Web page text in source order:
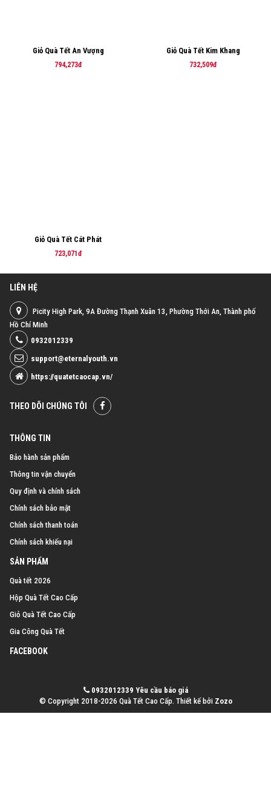
Giỏ Quà Tết An Vượng
794,273đ
Giỏ Quà Tết Kim Khang
732,509đ
Giỏ Quà Tết Cát Phát
723,071đ
LIÊN HỆ
Picity High Park, 9A Đường Thạnh Xuân 13, Phường Thới An, Thành phố
Hồ Chí Minh
0932012339
support@eternalyouth.vn
https://quatetcaocap.vn/
THEO DÕI CHÚNG TÔI
THÔNG TIN
Bảo hành sản phẩm
Thông tin vận chuyển
Quy định và chính sách
Chính sách bảo mật
Chính sách thanh toán
Chính sách khiếu nại
SẢN PHẨM
Quà tết 2026
Hộp Quà Tết Cao Cấp
Giỏ Quà Tết Cao Cấp
Gia Công Quà Tết
FACEBOOK
0932012339 Yêu cầu báo giá
© Copyright 2018-2026 Quà Tết Cao Cấp. Thiết kế bởi Zozo